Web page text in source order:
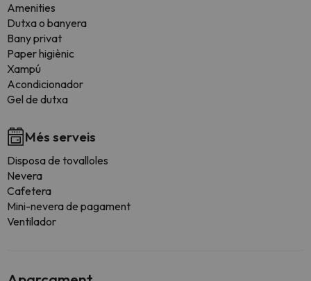
Amenities
Dutxa o banyera
Bany privat
Paper higiènic
Xampú
Acondicionador
Gel de dutxa
Més serveis
Disposa de tovalloles
Nevera
Cafetera
Mini-nevera de pagament
Ventilador